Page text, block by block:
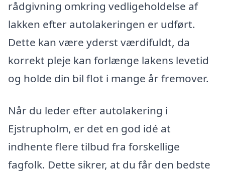
rådgivning omkring vedligeholdelse af
lakken efter autolakeringen er udført.
Dette kan være yderst værdifuldt, da
korrekt pleje kan forlænge lakens levetid
og holde din bil flot i mange år fremover.
Når du leder efter autolakering i
Ejstrupholm, er det en god idé at
indhente flere tilbud fra forskellige
fagfolk. Dette sikrer, at du får den bedste